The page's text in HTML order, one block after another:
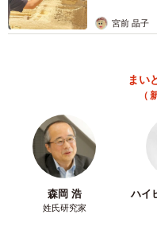
カモ代表
宮前 晶子
まい
（
森岡 浩
姓氏研究家
ハイ